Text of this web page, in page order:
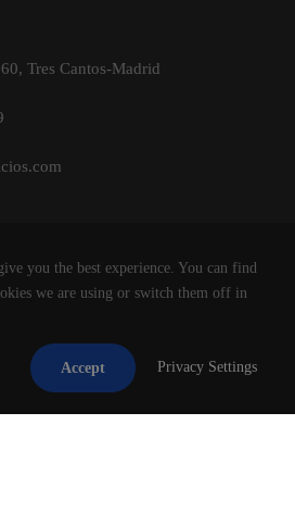
Tres Cantos-Madrid
DE RESTAURACION S.L.
DERECHOS RESERVADOS.
you the best experience. You can find
we are using or switch them off in
Accept Privacy Settings